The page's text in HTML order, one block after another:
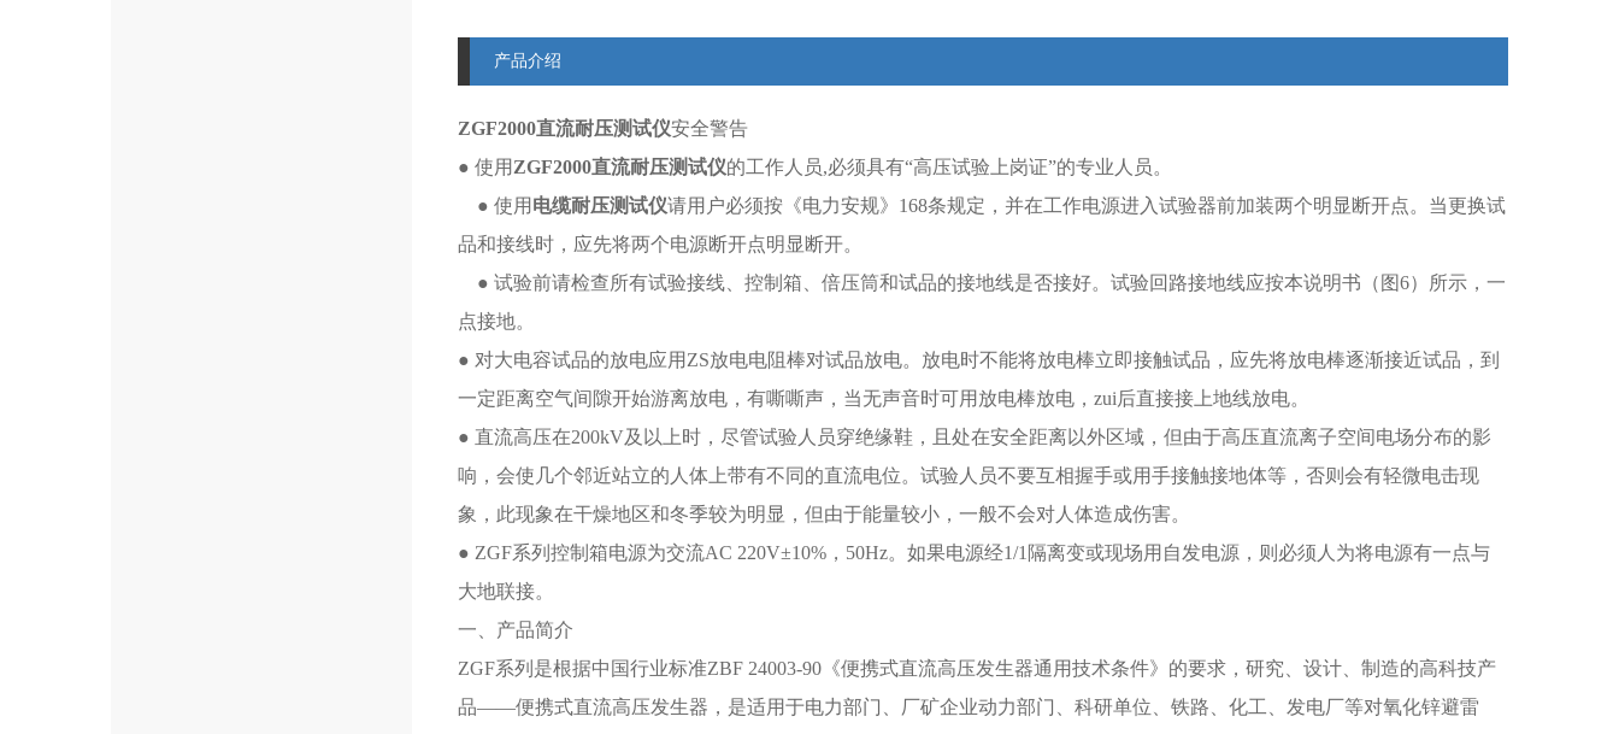
产品介绍
ZGF2000直流耐压测试仪安全警告
● 使用 ZGF2000直流耐压测试仪的工作人员,必须具有“高压试验上岗证”的专业人员。
● 使用 电缆耐压测试仪请用户必须按《电力安规》168条规定，并在工作电源进入试验器前加装两个明显断开点。当更换试
品和接线时，应先将两个电源断开点明显断开。
● 试验前请检查所有试验接线、控制箱、倍压筒和试品的接地线是否接好。试验回路接地线应按本说明书（图6）所示，一
点接地。
● 对大电容试品的放电应用ZS放电电阻棒对试品放电。放电时不能将放电棒立即接触试品，应先将放电棒逐渐接近试品，到
一定距离空气间隙开始游离放电，有嘶嘶声，当无声音时可用放电棒放电，zui后直接接上地线放电。
● 直流高压在200kV及以上时，尽管试验人员穿绝缘鞋，且处在安全距离以外区域，但由于高压直流离子空间电场分布的影
响，会使几个邻近站立的人体上带有不同的直流电位。试验人员不要互相握手或用手接触接地体等，否则会有轻微电击现
象，此现象在干燥地区和冬季较为明显，但由于能量较小，一般不会对人体造成伤害。
● ZGF系列控制箱电源为交流AC 220V±10%，50Hz。如果电源经1/1隔离变或现场用自发电源，则必须人为将电源有一点与
大地联接。
一、产品简介
ZGF系列是根据中国行业标准ZBF 24003-90《便携式直流高压发生器通用技术条件》的要求，研究、设计、制造的高科技产
品——便携式直流高压发生器，是适用于电力部门、厂矿企业动力部门、科研单位、铁路、化工、发电厂等对氧化锌避雷